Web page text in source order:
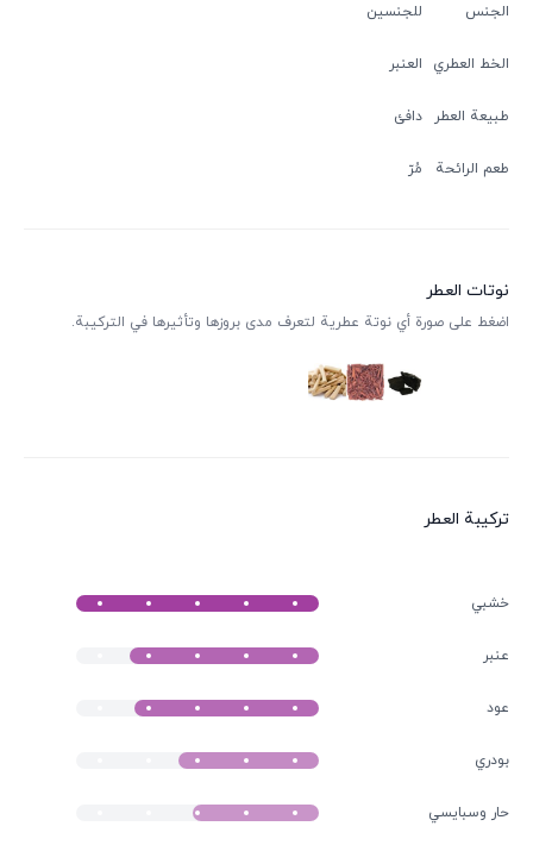
الجنس للجنسين
الخط العطري العنبر
طبيعة العطر دافئ
طعم الرائحة مُرّ
نوتات العطر
اضغط على صورة أي نوتة عطرية لتعرف مدى بروزها وتأثيرها في التركيبة.
ترکیبة العطر
خشبي
عنبر
عود
بودري
حار وسبايسي